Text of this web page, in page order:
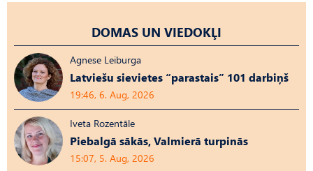
DOMAS UN VIEDOKĻI
Agnese Leiburga
Latviešu sievietes “parastais” 101 darbiņš
19:46, 6. Aug, 2026
Iveta Rozentāle
Piebalgā sākās, Valmierā turpinās
15:07, 5. Aug, 2026